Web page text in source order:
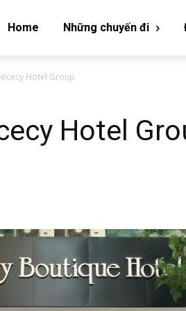
Home Những chuyến đi
Hotel Group
Hotel